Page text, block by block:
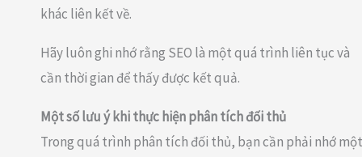
khác liên kết về.
Hãy luôn ghi nhớ rằng SEO là một quá trình liên tục và
cần thời gian để thấy được kết quả.
Một số lưu ý khi thực hiện phân tích đối thủ
Trong quá trình phân tích đối thủ, bạn cần phải nhớ một